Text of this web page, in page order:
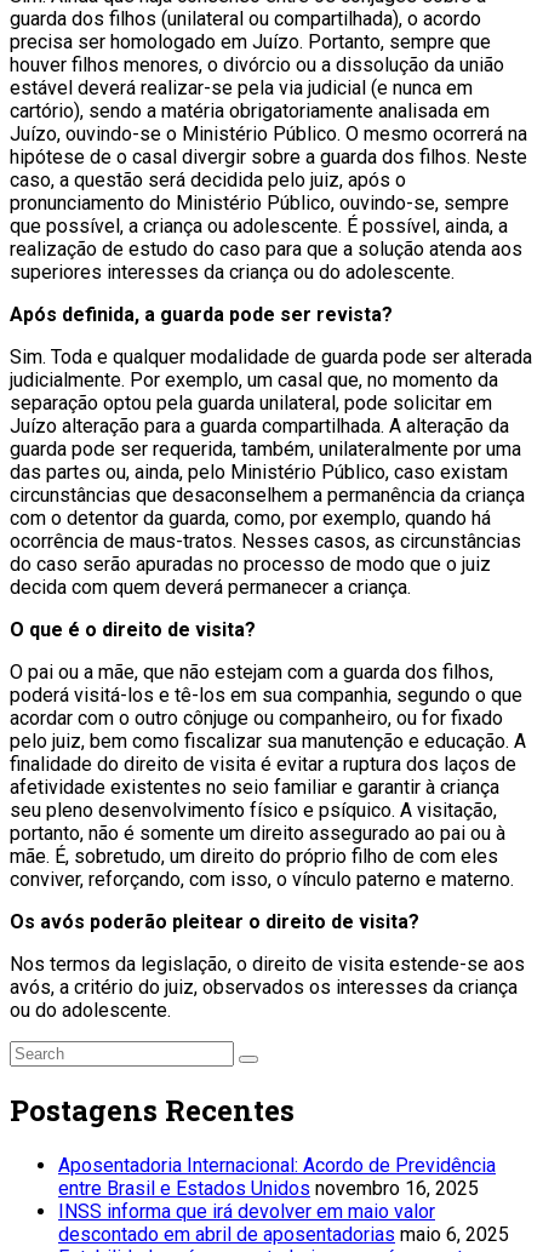
guarda dos filhos (unilateral ou compartilhada), o acordo
precisa ser homologado em Juízo. Portanto, sempre que
houver filhos menores, o divórcio ou a dissolução da união
estável deverá realizar-se pela via judicial (e nunca em
cartório), sendo a matéria obrigatoriamente analisada em
Juízo, ouvindo-se o Ministério Público. O mesmo ocorrerá na
hipótese de o casal divergir sobre a guarda dos filhos. Neste
caso, a questão será decidida pelo juiz, após o
pronunciamento do Ministério Público, ouvindo-se, sempre
que possível, a criança ou adolescente. É possível, ainda, a
realização de estudo do caso para que a solução atenda aos
superiores interesses da criança ou do adolescente.
Após definida, a guarda pode ser revista?
Sim. Toda e qualquer modalidade de guarda pode ser alterada
judicialmente. Por exemplo, um casal que, no momento da
separação optou pela guarda unilateral, pode solicitar em
Juízo alteração para a guarda compartilhada. A alteração da
guarda pode ser requerida, também, unilateralmente por uma
das partes ou, ainda, pelo Ministério Público, caso existam
circunstâncias que desaconselhem a permanência da criança
com o detentor da guarda, como, por exemplo, quando há
ocorrência de maus-tratos. Nesses casos, as circunstâncias
do caso serão apuradas no processo de modo que o juiz
decida com quem deverá permanecer a criança.
O que é o direito de visita?
O pai ou a mãe, que não estejam com a guarda dos filhos,
poderá visitá-los e tê-los em sua companhia, segundo o que
acordar com o outro cônjuge ou companheiro, ou for fixado
pelo juiz, bem como fiscalizar sua manutenção e educação. A
finalidade do direito de visita é evitar a ruptura dos laços de
afetividade existentes no seio familiar e garantir à criança
seu pleno desenvolvimento físico e psíquico. A visitação,
portanto, não é somente um direito assegurado ao pai ou à
mãe. É, sobretudo, um direito do próprio filho de com eles
conviver, reforçando, com isso, o vínculo paterno e materno.
Os avós poderão pleitear o direito de visita?
Nos termos da legislação, o direito de visita estende-se aos
avós, a critério do juiz, observados os interesses da criança
ou do adolescente.
Postagens Recentes
Aposentadoria Internacional: Acordo de Previdência
entre Brasil e Estados Unidos novembro 16, 2025
INSS informa que irá devolver em maio valor
descontado em abril de aposentadorias maio 6, 2025